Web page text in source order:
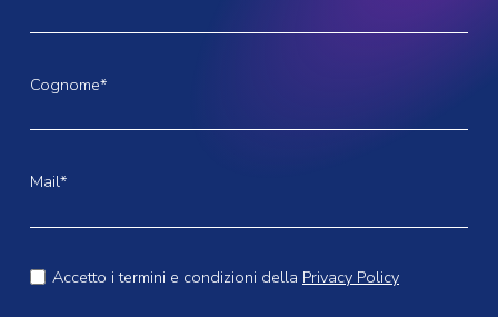
Cognome*
Mail*
Accetto i termini e condizioni della Privacy Policy